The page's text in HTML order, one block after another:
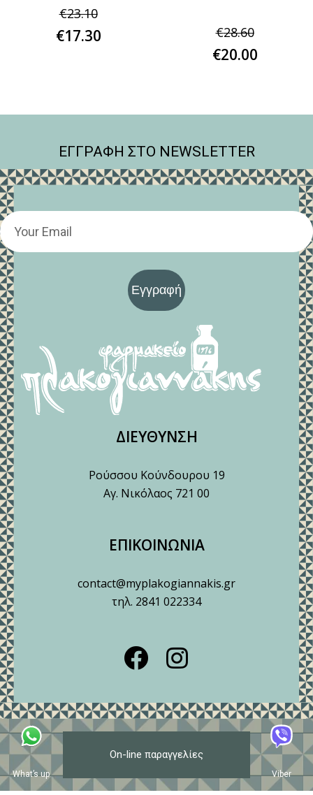
€23.10
€17.30 €28.60
€20.00
ΕΓΓΡΑΦΗ ΣΤΟ NEWSLETTER
Εγγραφή
ΔΙΕΥΘΥΝΣΗ
Ρούσσου Κούνδουρου 19
Αγ. Νικόλαος 721 00
ΕΠΙΚΟΙΝΩΝΙΑ
contact@myplakogiannakis.gr
τηλ. 2841 022334
What’s up
On-line παραγγελίες
Viber